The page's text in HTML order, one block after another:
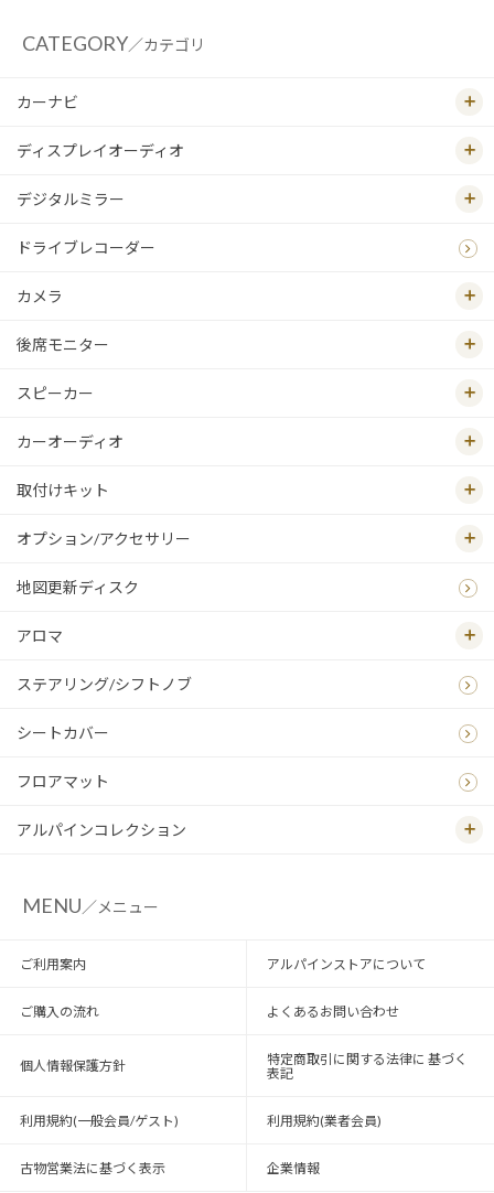
CATEGORY／カテゴリ
カーナビ
ディスプレイオーディオ
デジタルミラー
ドライブレコーダー
カメラ
後席モニター
スピーカー
カーオーディオ
取付けキット
オプション/アクセサリー
地図更新ディスク
アロマ
ステアリング/シフトノブ
シートカバー
フロアマット
アルパインコレクション
MENU／メニュー
ご利用案内 アルパインストアについて
ご購入の流れ よくあるお問い合わせ
個人情報保護方針
特定商取引に関する法律に 基づく
表記
利用規約(一般会員/ゲスト) 利用規約(業者会員)
古物営業法に基づく表示 企業情報